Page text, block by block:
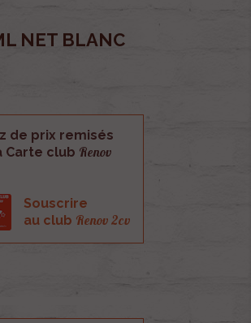
NET BLANC
de prix remisés
Carte club Renov
Souscrire
au club Renov 2cv